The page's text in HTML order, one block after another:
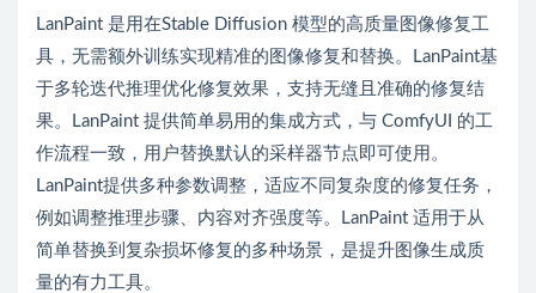
LanPaint 是用在Stable Diffusion 模型的高质量图像修复工
具，无需额外训练实现精准的图像修复和替换。LanPaint基
于多轮迭代推理优化修复效果，支持无缝且准确的修复结
果。LanPaint 提供简单易用的集成方式，与 ComfyUI 的工
作流程一致，用户替换默认的采样器节点即可使用。
LanPaint提供多种参数调整，适应不同复杂度的修复任务，
例如调整推理步骤、内容对齐强度等。LanPaint 适用于从
简单替换到复杂损坏修复的多种场景，是提升图像生成质
量的有力工具。